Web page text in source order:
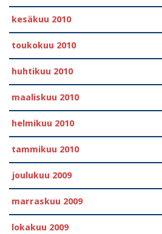
kesäkuu 2010
toukokuu 2010
huhtikuu 2010
maaliskuu 2010
helmikuu 2010
tammikuu 2010
joulukuu 2009
marraskuu 2009
lokakuu 2009